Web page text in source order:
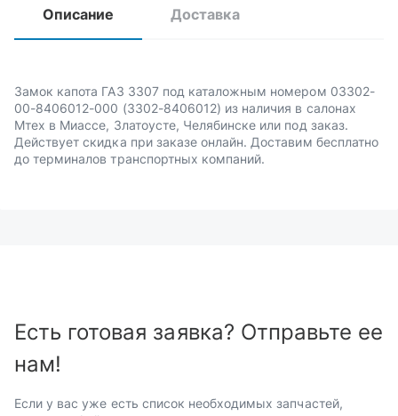
Описание Доставка
Замок капота ГАЗ 3307 под каталожным номером 03302-
00-8406012-000 (3302-8406012) из наличия в салонах
Мтех в Миассе, Златоусте, Челябинске или под заказ.
Действует скидка при заказе онлайн. Доставим бесплатно
до терминалов транспортных компаний.
Есть готовая заявка? Отправьте ее
нам!
Если у вас уже есть список необходимых запчастей,